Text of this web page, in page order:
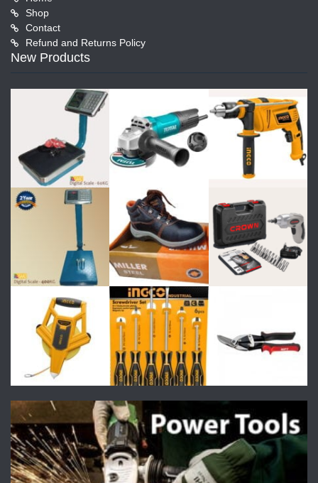
Shop
Contact
Refund and Returns Policy
New Products